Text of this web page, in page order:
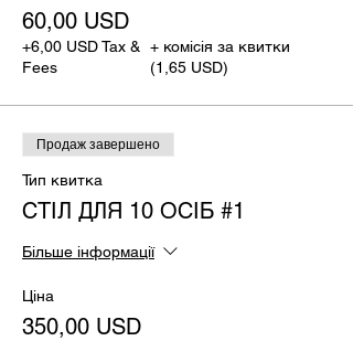
60,00 USD
+6,00 USD Tax &
Fees
+ комісія за квитки
(1,65 USD)
Продаж завершено
Тип квитка
СТІЛ ДЛЯ 10 ОСІБ #1
Більше інформації
Ціна
350,00 USD